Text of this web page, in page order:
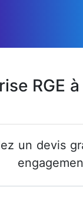
RGE
un devis